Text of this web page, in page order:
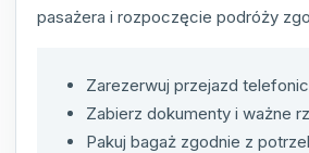
pasażera i rozpoczęcie podróży
Zarezerwuj przejazd
Zabierz dokumenty i ważne
Pakuj bagaż zgodnie z